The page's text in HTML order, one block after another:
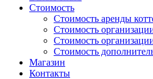
Стоимость
Стоимость аренды
Стоимость
Стоимость
Стоимость
Магазин
Контакты